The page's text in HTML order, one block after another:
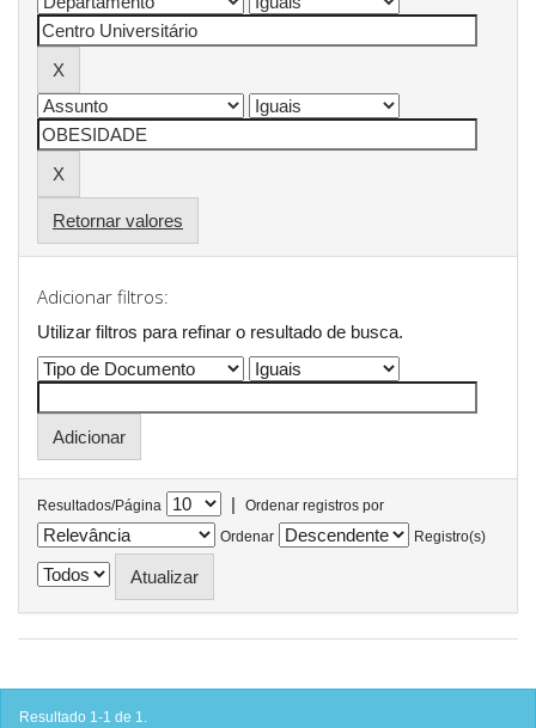
Retornar valores
Adicionar filtros:
Utilizar filtros para refinar o resultado de busca.
Resultados/Página |
Ordenar registros por
Ordenar
Registro(s)
Resultado 1-1 de 1.